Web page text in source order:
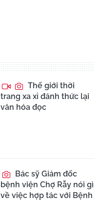
Thế giới thời
trang xa xỉ đánh thức lại
văn hóa đọc
Bác sỹ Giám đốc
bệnh viện Chợ Rẫy nói gì
về việc hợp tác với Bệnh